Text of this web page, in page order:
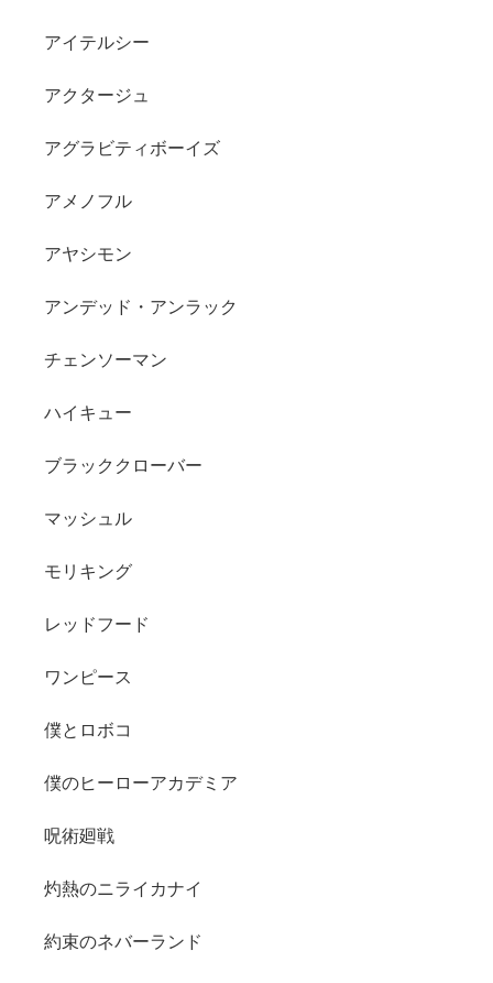
アイテルシー
アクタージュ
アグラビティボーイズ
アメノフル
アヤシモン
アンデッド・アンラック
チェンソーマン
ハイキュー
ブラッククローバー
マッシュル
モリキング
レッドフード
ワンピース
僕とロボコ
僕のヒーローアカデミア
呪術廻戦
灼熱のニライカナイ
約束のネバーランド